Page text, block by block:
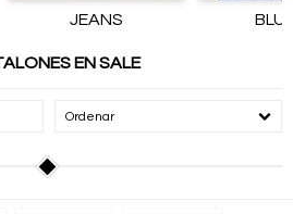
JEANS
EN SALE
Recomendados